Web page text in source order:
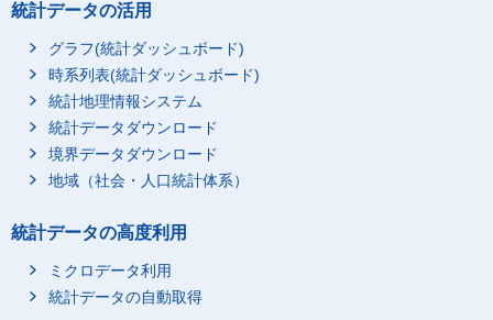
統計データの活用
グラフ(統計ダッシュボード)
時系列表(統計ダッシュボード)
統計地理情報システム
統計データダウンロード
境界データダウンロード
地域（社会・人口統計体系）
統計データの高度利用
ミクロデータ利用
統計データの自動取得